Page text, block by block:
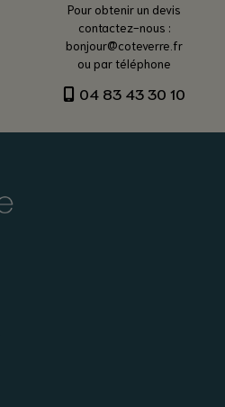
Pour obtenir un devis
contactez-nous :
bonjour@coteverre.fr
ou par téléphone
04 83 43 30 10